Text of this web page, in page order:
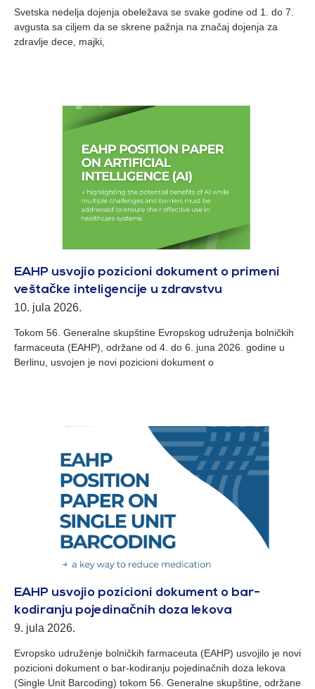
Svetska nedelja dojenja obeležava se svake godine od 1. do 7.
avgusta sa ciljem da se skrene pažnja na značaj dojenja za
zdravlje dece, majki,
EAHP usvojio pozicioni dokument o primeni
veštačke inteligencije u zdravstvu
10. jula 2026.
Tokom 56. Generalne skupštine Evropskog udruženja bolničkih
farmaceuta (EAHP), održane od 4. do 6. juna 2026. godine u
Berlinu, usvojen je novi pozicioni dokument o
EAHP usvojio pozicioni dokument o bar-
kodiranju pojedinačnih doza lekova
9. jula 2026.
Evropsko udruženje bolničkih farmaceuta (EAHP) usvojilo je novi
pozicioni dokument o bar-kodiranju pojedinačnih doza lekova
(Single Unit Barcoding) tokom 56. Generalne skupštine, održane